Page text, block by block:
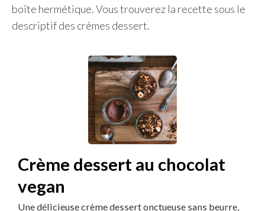
boîte hermétique. Vous trouverez la recette sous le
descriptif des crèmes dessert.
Crème dessert au chocolat
vegan
Une délicieuse crème dessert onctueuse sans beurre,